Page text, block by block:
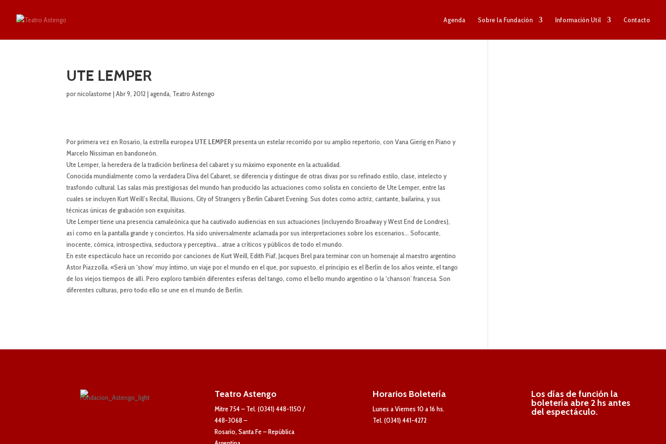
Agenda Sobre la Fundación Información Util Contacto
UTE LEMPER
pornicolastome |Abr 9, 2012 |agenda, Teatro Astengo
Por primera vez en Rosario, la estrella europea UTE LEMPERpresenta un estelar recorrido por su amplio repertorio, con Vana Gierig en Piano y
Marcelo Nissiman en bandoneón.
Ute Lemper, la heredera de la tradición berlinesa del cabaret y su máximo exponente en la actualidad.
Conocida mundialmente como la verdadera Diva del Cabaret, se diferencia y distingue de otras divas por su refinado estilo, clase, intelecto y
trasfondo cultural. Las salas más prestigiosas del mundo han producido las actuaciones como solista en concierto de Ute Lemper, entre las
cuales se incluyen Kurt Weill’s Recital, Illusions, City of Strangers y Berlin Cabaret Evening. Sus dotes como actriz, cantante, bailarina, y sus
técnicas únicas de grabación son exquisitas.
Ute Lemper tiene una presencia camaleónica que ha cautivado audiencias en sus actuaciones (incluyendo Broadway y West End de Londres),
así como en la pantalla grande y conciertos. Ha sido universalmente aclamada por sus interpretaciones sobre los escenarios… Sofocante,
inocente, cómica, introspectiva, seductora y perceptiva… atrae a críticos y públicos de todo el mundo.
En este espectáculo hace un recorrido por canciones de Kurt Weill, Edith Piaf, Jacques Brel para terminar con un homenaje al maestro argentino
Astor Piazzolla. «Será un ‘show’ muy íntimo, un viaje por el mundo en el que, por supuesto, el principio es el Berlín de los años veinte, el tango
de los viejos tiempos de allí. Pero exploro también diferentes esferas del tango, como el bello mundo argentino o la ‘chanson’ francesa. Son
diferentes culturas, pero todo ello se une en el mundo de Berlín.
Teatro Astengo
Mitre 754 – Tel. (0341) 448-1150 /
448-3068 –
Rosario, Santa Fe – República
Horarios Boletería
Lunes a Viernes 10 a 16 hs.
Tel. (0341) 441-4272
Los días de función la
boletería abre 2 hs antes
del espectáculo.